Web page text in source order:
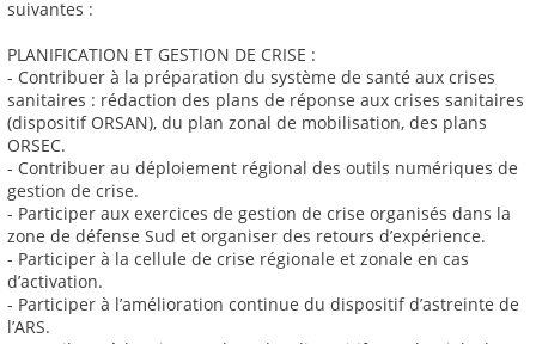
suivantes :
PLANIFICATION ET GESTION DE CRISE :
- Contribuer à la préparation du système de santé aux crises
sanitaires : rédaction des plans de réponse aux crises sanitaires
(dispositif ORSAN), du plan zonal de mobilisation, des plans
ORSEC.
- Contribuer au déploiement régional des outils numériques de
gestion de crise.
- Participer aux exercices de gestion de crise organisés dans la
zone de défense Sud et organiser des retours d’expérience.
- Participer à la cellule de crise régionale et zonale en cas
d’activation.
- Participer à l’amélioration continue du dispositif d’astreinte de
l’ARS.